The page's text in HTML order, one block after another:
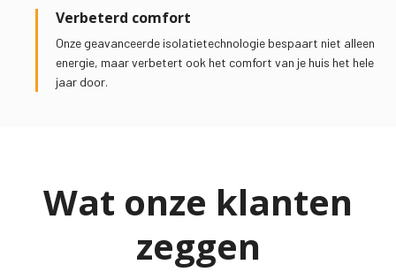
Verbeterd comfort
Onze geavanceerde isolatietechnologie bespaart niet alleen
energie, maar verbetert ook het comfort van je huis het hele
jaar door.
Wat onze klanten
zeggen